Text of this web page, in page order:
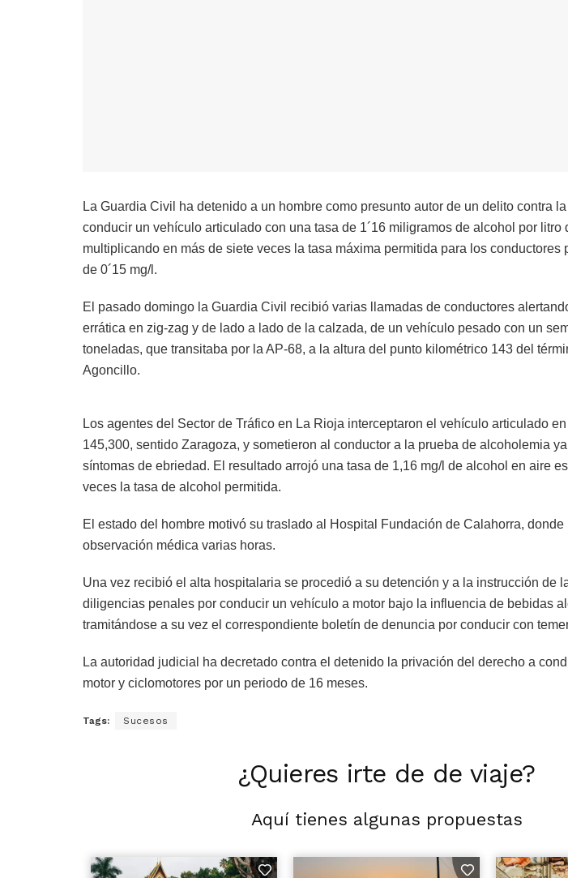
La Guardia Civil ha detenido a un hombre como presunto autor de un delito contra
conducir un vehículo articulado con una tasa de 1´16 miligramos de alcohol por litro
multiplicando en más de siete veces la tasa máxima permitida para los conductores
de 0´15 mg/l.
El pasado domingo la Guardia Civil recibió varias llamadas de conductores
errática en zig-zag y de lado a lado de la calzada, de un vehículo pesado con un
toneladas, que transitaba por la AP-68, a la altura del punto kilométrico 143 del
Agoncillo.
Los agentes del Sector de Tráfico en La Rioja interceptaron el vehículo articulado
145,300, sentido Zaragoza, y sometieron al conductor a la prueba de alcoholemia
síntomas de ebriedad. El resultado arrojó una tasa de 1,16 mg/l de alcohol en aire
veces la tasa de alcohol permitida.
El estado del hombre motivó su traslado al Hospital Fundación de Calahorra, donde
observación médica varias horas.
Una vez recibió el alta hospitalaria se procedió a su detención y a la instrucción de
diligencias penales por conducir un vehículo a motor bajo la influencia de bebidas
tramitándose a su vez el correspondiente boletín de denuncia por conducir con
La autoridad judicial ha decretado contra el detenido la privación del derecho a
motor y ciclomotores por un periodo de 16 meses.
Tags: Sucesos
¿Quieres irte de de viaje?
Aquí tienes algunas propuestas